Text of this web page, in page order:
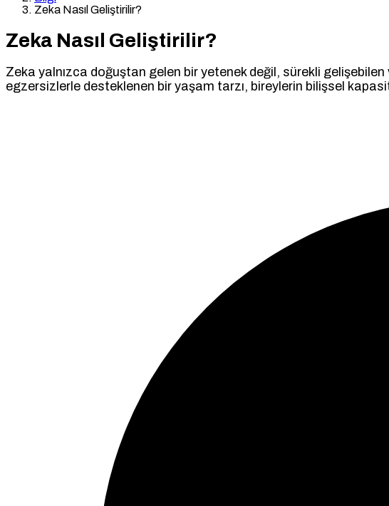
Zeka Nasıl Geliştirilir?
Zeka Nasıl Geliştirilir?
Zeka yalnızca doğuştan gelen bir yetenek değil, sürekli
egzersizlerle desteklenen bir yaşam tarzı, bireylerin bilişsel